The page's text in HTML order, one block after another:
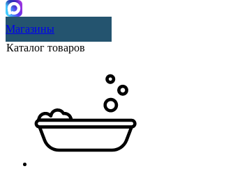
Магазины
Каталог товаров